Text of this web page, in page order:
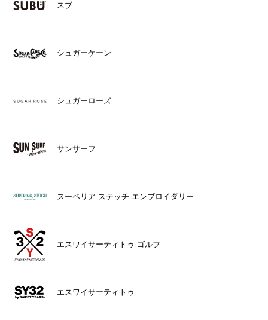
スブ
シュガーケーン
シュガーローズ
サンサーフ
スーペリア ステッチ エンブロイダリー
エスワイサーティトゥ ゴルフ
エスワイサーティトゥ